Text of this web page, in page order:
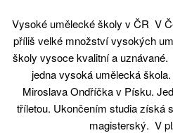
Vysoké umělecké školy v ČR V
příliš velké množství vysokých
školy vysoce kvalitní a
jedna vysoká umělecká
Miroslava Ondříčka v Písku.
tříletou. Ukončením studia získá
magisterský. V